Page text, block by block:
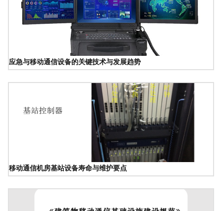
应急与移动通信设备的关键技术与发展趋势
移动通信机房基站设备寿命与维护要点